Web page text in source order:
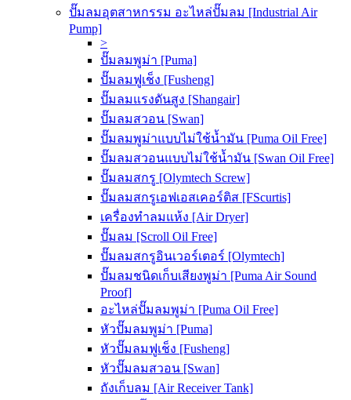
ปั๊มลมอุตสาหกรรม อะไหล่ปั๊มลม [Industrial Air
Pump]
>
ปั๊มลมพูม่า [Puma]
ปั๊มลมฟูเช็ง [Fusheng]
ปั๊มลมแรงดันสูง [Shangair]
ปั๊มลมสวอน [Swan]
ปั๊มลมพูม่าแบบไม่ใช้น้ำมัน [Puma Oil Free]
ปั๊มลมสวอนแบบไม่ใช้น้ำมัน [Swan Oil Free]
ปั๊มลมสกรู [Olymtech Screw]
ปั๊มลมสกรูเอฟเอสเคอร์ติส [FScurtis]
เครื่องทำลมแห้ง [Air Dryer]
ปั๊มลม [Scroll Oil Free]
ปั๊มลมสกรูอินเวอร์เตอร์ [Olymtech]
ปั๊มลมชนิดเก็บเสียงพูม่า [Puma Air Sound
Proof]
อะไหล่ปั๊มลมพูม่า [Puma Oil Free]
หัวปั๊มลมพูม่า [Puma]
หัวปั๊มลมฟูเช็ง [Fusheng]
หัวปั๊มลมสวอน [Swan]
ถังเก็บลม [Air Receiver Tank]